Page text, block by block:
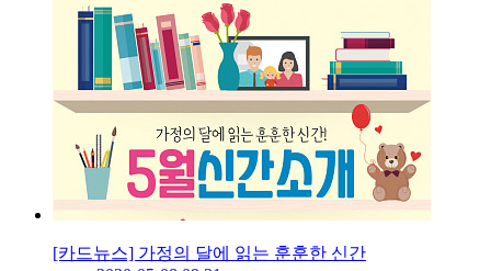
[카드뉴스] 가정의 달에 읽는 훈훈한 신간